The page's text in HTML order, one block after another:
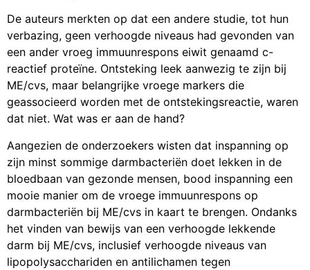
De auteurs merkten op dat een andere studie, tot hun
verbazing, geen verhoogde niveaus had gevonden van
een ander vroeg immuunrespons eiwit genaamd c-
reactief proteïne. Ontsteking leek aanwezig te zijn bij
ME/cvs, maar belangrijke vroege markers die
geassocieerd worden met de ontstekingsreactie, waren
dat niet. Wat was er aan de hand?
Aangezien de onderzoekers wisten dat inspanning op
zijn minst sommige darmbacteriën doet lekken in de
bloedbaan van gezonde mensen, bood inspanning een
mooie manier om de vroege immuunrespons op
darmbacteriën bij ME/cvs in kaart te brengen. Ondanks
het vinden van bewijs van een verhoogde lekkende
darm bij ME/cvs, inclusief verhoogde niveaus van
lipopolysacchariden en antilichamen tegen